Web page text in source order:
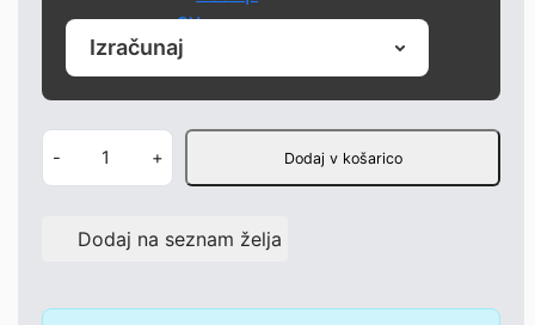
Izračunaj
-
a
e
+ Dodaj v košarico
Dodaj na seznam želja